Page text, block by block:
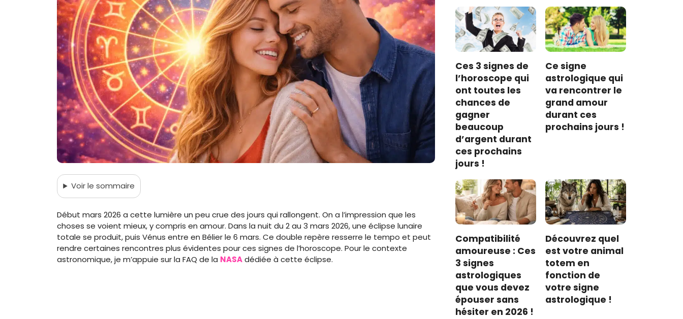
Voirle sommaire
Début mars 2026 a cette lumière un peu crue des jours qui rallongent. On a l’impression que les
choses se voient mieux, y compris en amour. Dans la nuit du 2 au 3 mars 2026, une éclipse lunaire
totale se produit, puis Vénus entre en Bélier le 6 mars. Ce double repère resserre le tempo et peut
rendre certaines rencontres plus évidentes pour ces signes de l’horoscope. Pour le contexte
astronomique, je m’appuie sur la FAQ de la NASAdédiée à cette éclipse.
Ces 3 signes de
l’horoscope qui
ont toutes les
chances de
gagner
beaucoup
d’argent durant
ces prochains
jours !
Ce signe
astrologique qui
va rencontrer le
grand amour
durant ces
prochains jours !
Compatibilité
amoureuse : Ces
3 signes
astrologiques
que vous devez
épouser sans
hésiter en 2026 !
Découvrez quel
est votre animal
totem en
fonction de
votre signe
astrologique !